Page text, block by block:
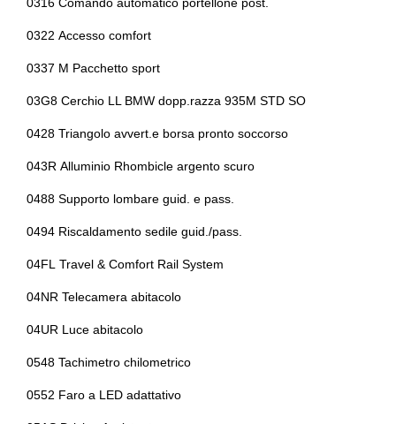
Fari posteriori a led
Fendinebbia anteriori
Freni a disco autoventilanti
Illuminazione abitacolo
Illuminazione ambientale
Inserti in acciaio esterni
Inserti in acciaio esterni
Interni personalizzazione colori
Kit emergenza
Limitatore di velocità
Pacchetto
Pacchetto sicurezza
Chiusura centralizzata
Cinture di sicurezza
Climatizzatore automatico a due zone
Computer di bordo
Console centrale multifunzione
Controllo della stabilità
Cornering brake control
Cristalli atermici
Elementi fermaoggetti nel bagagliaio
Fari a led con luci diurne
Fari autoadattivi
Fari automatici
0316 Comando automatico portellone post.
0322 Accesso comfort
0337 M Pacchetto sport
03G8 Cerchio LL BMW dopp.razza 935M STD SO
0428 Triangolo avvert.e borsa pronto soccorso
043R Alluminio Rhombicle argento scuro
0488 Supporto lombare guid. e pass.
0494 Riscaldamento sedile guid./pass.
04FL Travel & Comfort Rail System
04NR Telecamera abitacolo
04UR Luce abitacolo
0548 Tachimetro chilometrico
0552 Faro a LED adattativo